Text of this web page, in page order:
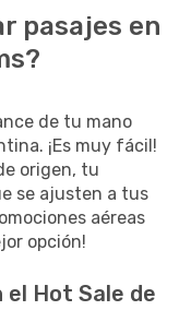
pasajes en
de tu mano
¡Es muy fácil!
origen, tu
se ajusten a tus
aéreas
opción!
el Hot Sale de